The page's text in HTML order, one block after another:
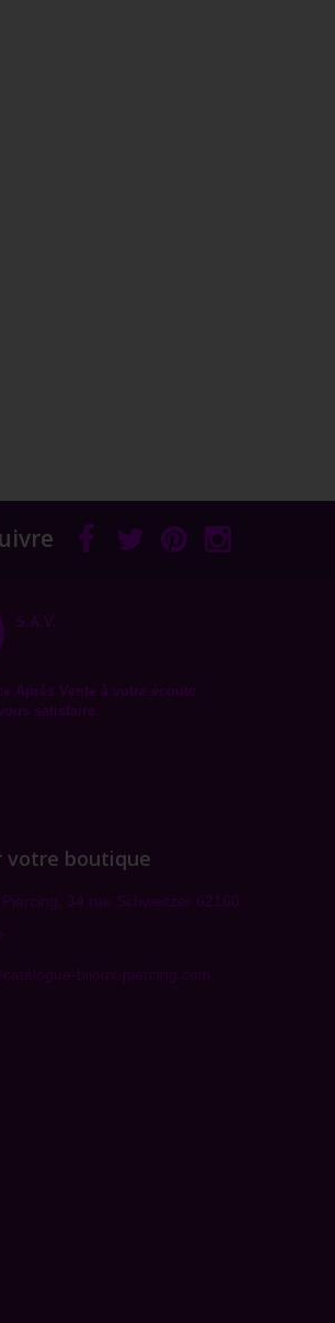
S.A.V.
Après Vente à votre écoute
satisfaire.
votre boutique
34 rue Schweitzer 62160
bijoux-piercing.com